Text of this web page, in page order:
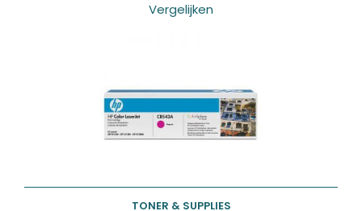
Vergelijken
TONER & SUPPLIES